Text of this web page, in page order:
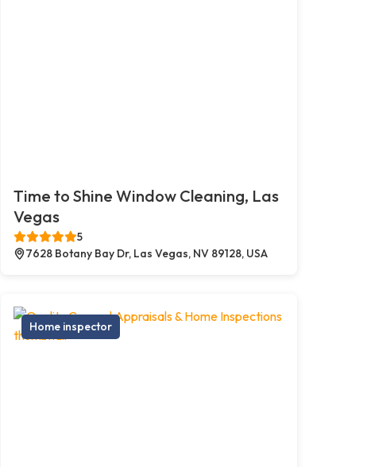
Time to Shine Window Cleaning, Las
Vegas
5
7628 Botany Bay Dr, Las Vegas, NV 89128, USA
Home inspector